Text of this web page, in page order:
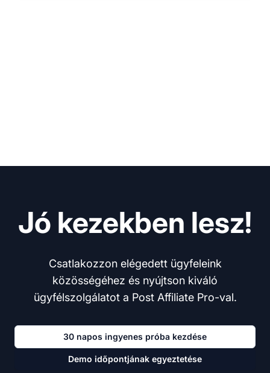
Jó kezekben lesz!
Csatlakozzon elégedett ügyfeleink
közösségéhez és nyújtson kiváló
ügyfélszolgálatot a Post Affiliate Pro-val.
30 napos ingyenes próba kezdése
Demo időpontjának egyeztetése